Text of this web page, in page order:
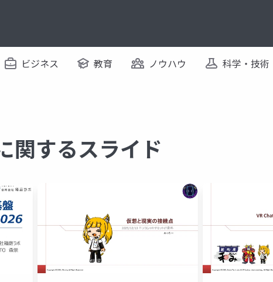
ビジネス 教育 ノウハウ 科学・技術
関するスライド